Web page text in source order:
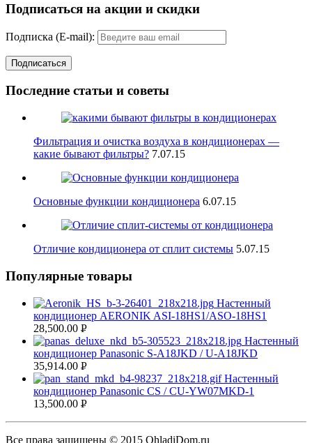
Подписаться на акции и скидки
Подписка (E-mail):
Последние статьи и советы
Фильтрация и очистка воздуха в кондиционерах —
какие бывают фильтры? 7.07.15
Основные функции кондиционера 6.07.15
Отличие кондиционера от сплит системы 5.07.15
Популярные товары
Настенный
кондиционер AERONIK ASI-18HS1/ASO-18HS1
28,500.00 Р
УБ.
Настенный
кондиционер Panasonic S-A18JKD / U-A18JKD
35,914.00 Р
УБ.
Настенный
кондиционер Panasonic CS / CU-YW07MKD-1
13,500.00 Р
Все права защищены © 2015 OhladiDom.ru